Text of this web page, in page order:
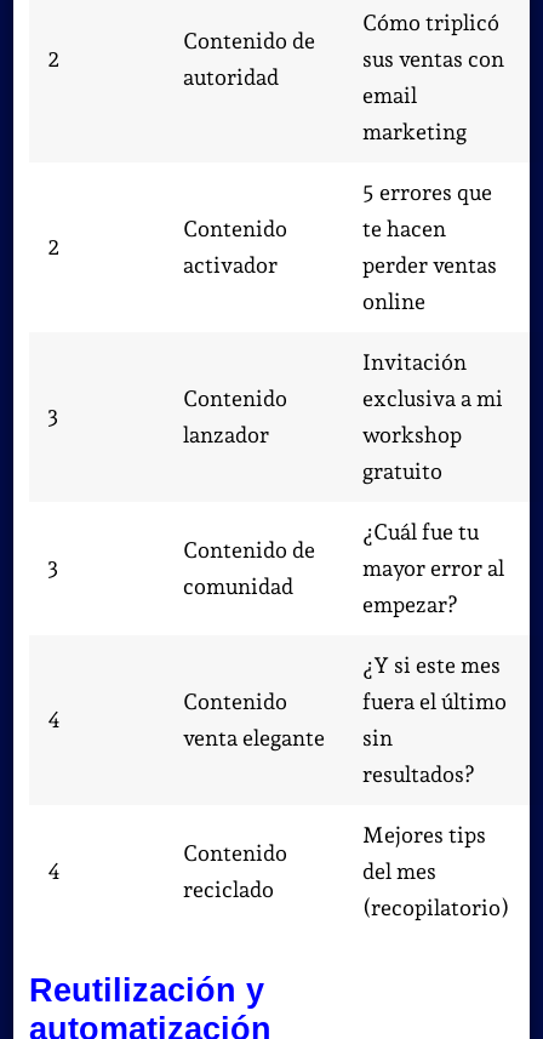
2
Contenido de
autoridad
Cómo triplicó
sus ventas con
email
marketing
2
Contenido
activador
5 errores que
te hacen
perder ventas
online
3
Contenido
lanzador
Invitación
exclusiva a mi
workshop
gratuito
3
Contenido de
comunidad
¿Cuál fue tu
mayor error al
empezar?
4
Contenido
venta elegante
¿Y si este mes
fuera el último
sin
resultados?
4
Contenido
reciclado
Mejores tips
del mes
(recopilatorio)
Reutilización y
automatización